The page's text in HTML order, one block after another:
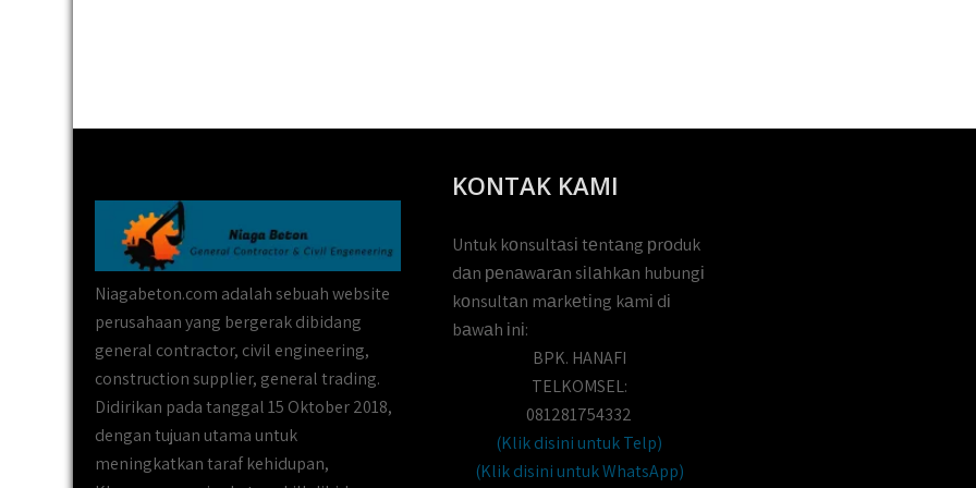
Niagabeton.com adalah sebuah website
perusahaan yang bergerak dibidang
general contractor, civil engineering,
construction supplier, general trading.
Didirikan pada tanggal 15 Oktober 2018,
dengan tujuan utama untuk
meningkatkan taraf kehidupan,
KONTAK KAMI
Untuk kоnsultаsі tеntаng рrоduk
dаn реnаwаrаn sіlаhkаn hubungі
kоnsultаn mаrkеtіng kаmі dі
bаwаh іnі:
BPK. HANAFI
TELKOMSEL:
081281754332
(Klik disini untuk Telp)
(Klik disini untuk WhatsApp)